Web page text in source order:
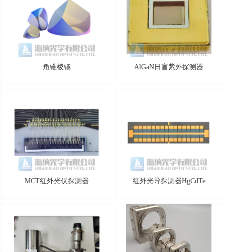
角锥棱镜 AlGaN日盲紫外探测器
MCT红外光伏探测器 红外光导探测器HgCdTe